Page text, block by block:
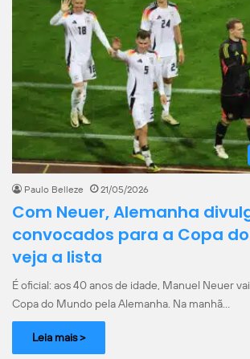
Paulo Belleze 21/05/2026
Com Neuer, Alemanha
convocados para a Copa
veja a lista
É oficial: aos 40 anos de idade, Manuel Neuer
Copa do Mundo pela Alemanha. Na manhã…
Leia mais >